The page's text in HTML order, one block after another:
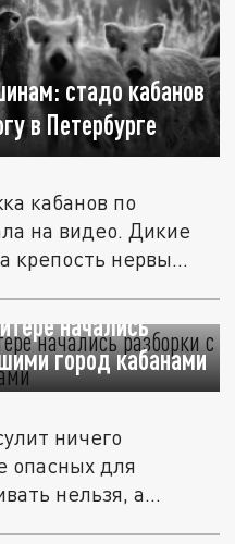
стадо кабанов
в Петербурге
кабанов по
на видео. Дикие
крепость нервы...
начались
город кабанами
ничего
опасных для
нельзя, а...